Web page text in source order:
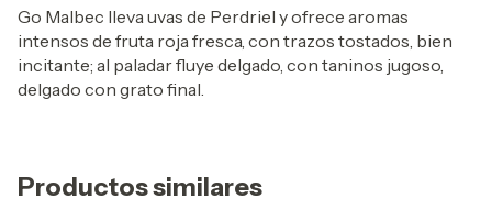
Go Malbec lleva uvas de Perdriel y ofrece aromas
intensos de fruta roja fresca, con trazos tostados, bien
incitante; al paladar fluye delgado, con taninos jugoso,
delgado con grato final.
Productos similares